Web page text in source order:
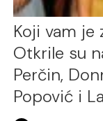
Koji vam je
Otkrile su
Perčin,
Popović i